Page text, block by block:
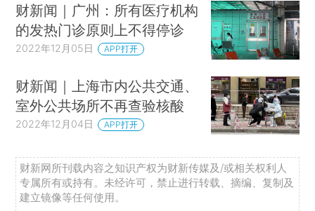
财新闻｜广州：所有医疗机构
的发热门诊原则上不得停诊
2022年12月05日 APP打开
财新闻｜上海市内公共交通、
室外公共场所不再查验核酸
2022年12月04日 APP打开
财新网所刊载内容之知识产权为财新传媒及/或相关权利人
专属所有或持有。未经许可，禁止进行转载、摘编、复制及
建立镜像等任何使用。